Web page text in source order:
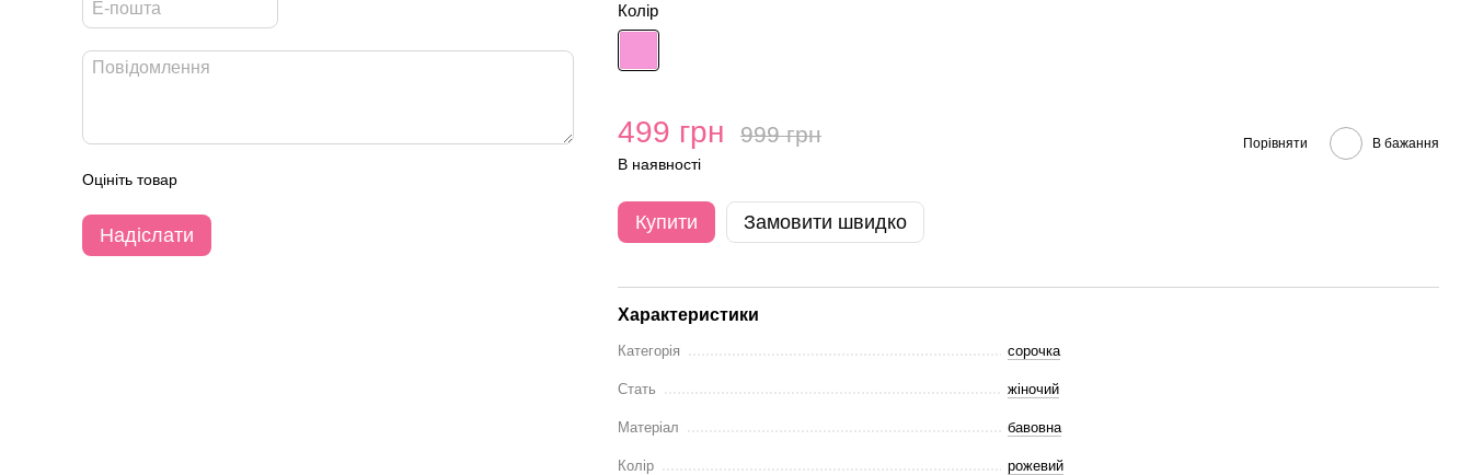
Оцініть товар
Надіслати
Колір
499 грн 999 грн
В наявності
Порівняти В бажання
Купити Замовити швидко
Характеристики
Категорія сорочка
Стать жіночий
Матеріал бавовна
Колір рожевий